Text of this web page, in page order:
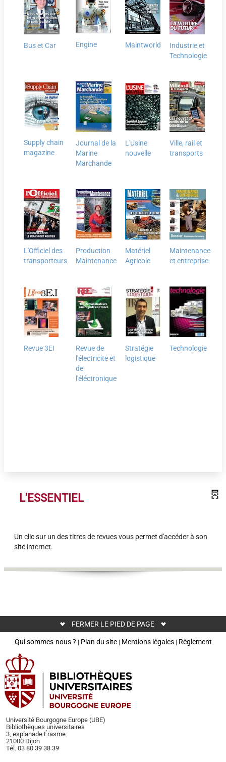
Bus et Car Engine Maintworld
Industrie et
Technologie
Supply chain
magazine
Journal de la
Marine
Marchande
L'Usine
nouvelle
Ville, rail et
transports
L'Officiel des
transporteurs
Production
Maintenance
Matériel
Agricole
Maintenance
et entreprise
Revue 3EI
Revue de
l'électricite et
de
l'éléctronique
Stratégie
logistique
Technologie
L'ESSENTIEL
Un clic sur un des titres de revues vous permet d'accéder à son
site internet.
FERMER LE PIED DE PAGE
Qui sommes-nous ? | Plan du site| Mentions légales| Règlement
Université Bourgogne Europe (UBE)
Bibliothèques universitaires
3, esplanade Érasme
21000 Dijon
Tél. 03 80 39 38 39